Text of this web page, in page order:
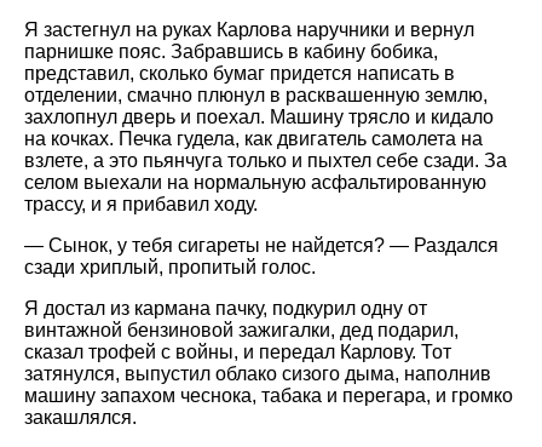
Я застегнул на руках Карлова наручники и вернул
парнишке пояс. Забравшись в кабину бобика,
представил, сколько бумаг придется написать в
отделении, смачно плюнул в расквашенную землю,
захлопнул дверь и поехал. Машину трясло и кидало
на кочках. Печка гудела, как двигатель самолета на
взлете, а это пьянчуга только и пыхтел себе сзади. За
селом выехали на нормальную асфальтированную
трассу, и я прибавил ходу.
— Сынок, у тебя сигареты не найдется? — Раздался
сзади хриплый, пропитый голос.
Я достал из кармана пачку, подкурил одну от
винтажной бензиновой зажигалки, дед подарил,
сказал трофей с войны, и передал Карлову. Тот
затянулся, выпустил облако сизого дыма, наполнив
машину запахом чеснока, табака и перегара, и громко
закашлялся.